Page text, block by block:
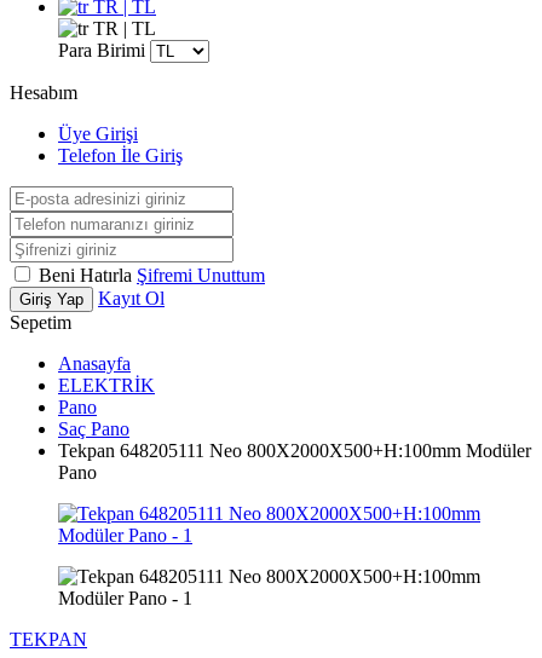
TR | TL
TR | TL
Para Birimi
Hesabım
Üye Girişi
Telefon İle Giriş
Beni Hatırla Şifremi Unuttum
Giriş Yap
Kayıt Ol
Sepetim
Anasayfa
ELEKTRİK
Pano
Saç Pano
Tekpan 648205111 Neo 800X2000X500+H:100mm Modüler
Pano
TEKPAN